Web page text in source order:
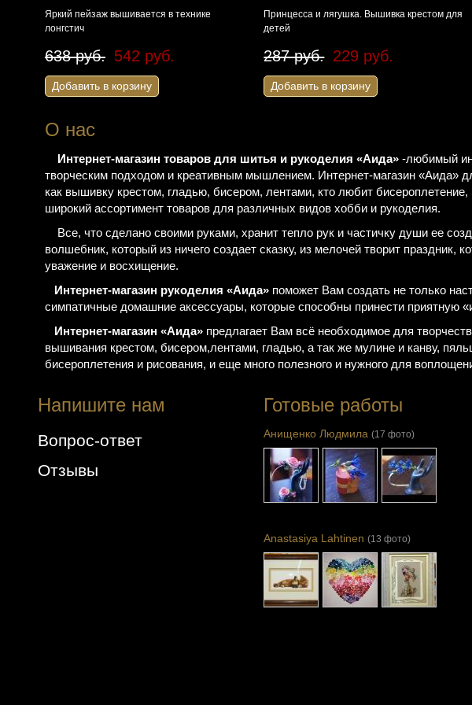
Яркий пейзаж вышивается в технике
лонгстич
638 руб. 542 руб.
Добавить в корзину
Принцесса и лягушка. Вышивка крестом для
детей
287 руб. 229 руб.
Добавить в корзину
О нас
Интернет-магазин товаров для шитья и рукоделия «Аида»-любимый
творческим подходом и креативным мышлением. Интернет-магазин «Аида»
как вышивку крестом, гладью, бисером, лентами, кто любит
широкий ассортимент товаров для различных видов хобби и рукоделия.
Все, что сделано своими руками, хранит тепло рук и частичку души ее
волшебник, который из ничего создает сказку, из мелочей творит праздник,
уважение и восхищение.
Интернет-магазин рукоделия «Аида»поможет Вам создать не только
симпатичные домашние аксессуары, которые способны принести приятную
Интернет-магазин «Аида»предлагает Вам всё необходимое для
вышивания крестом, бисером,лентами, гладью, а так же мулине и канву,
бисероплетения и рисования, и еще много полезного и нужного для
Напишите нам
Вопрос-ответ
Отзывы
Готовые работы
Анищенко Людмила (17 фото)
Anastasiya Lahtinen (13 фото)